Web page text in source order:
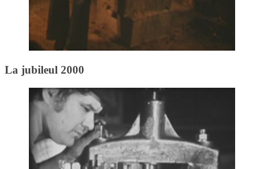
La jubileul 2000